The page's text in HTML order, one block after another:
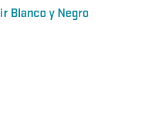
Blanco y Negro